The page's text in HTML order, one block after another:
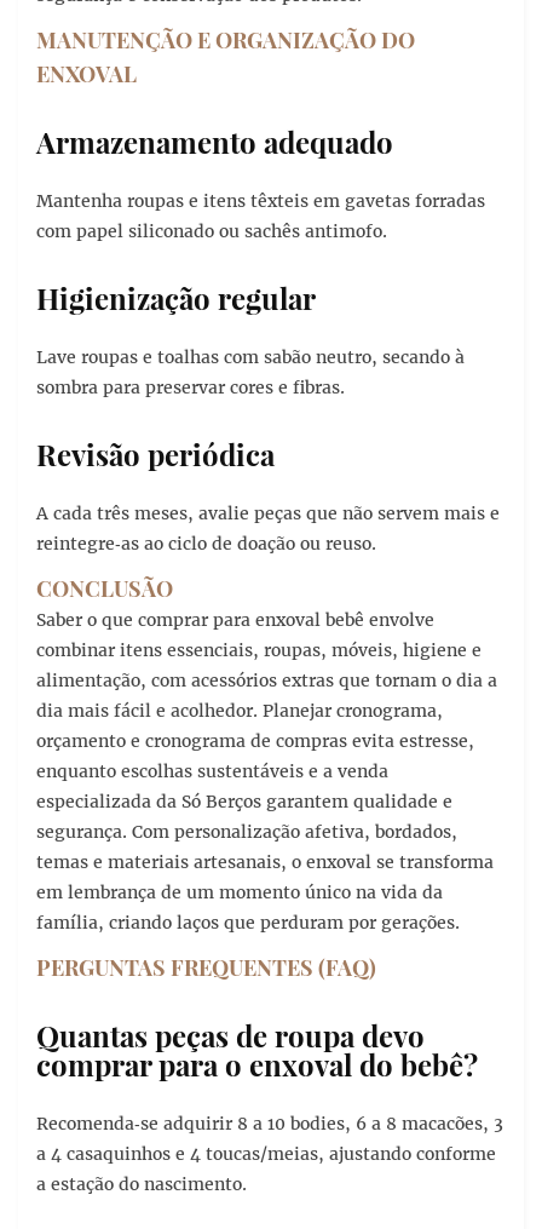
MANUTENÇÃO E ORGANIZAÇÃO DO
ENXOVAL
Armazenamento adequado
Mantenha roupas e itens têxteis em gavetas forradas
com papel siliconado ou sachês antimofo.
Higienização regular
Lave roupas e toalhas com sabão neutro, secando à
sombra para preservar cores e fibras.
Revisão periódica
A cada três meses, avalie peças que não servem mais e
reintegre‑as ao ciclo de doação ou reuso.
CONCLUSÃO
Saber o que comprar para enxoval bebê envolve
combinar itens essenciais, roupas, móveis, higiene e
alimentação, com acessórios extras que tornam o dia a
dia mais fácil e acolhedor. Planejar cronograma,
orçamento e cronograma de compras evita estresse,
enquanto escolhas sustentáveis e a venda
especializada da Só Berços garantem qualidade e
segurança. Com personalização afetiva, bordados,
temas e materiais artesanais, o enxoval se transforma
em lembrança de um momento único na vida da
família, criando laços que perduram por gerações.
PERGUNTAS FREQUENTES (FAQ)
Quantas peças de roupa devo
comprar para o enxoval do bebê?
Recomenda‑se adquirir 8 a 10 bodies, 6 a 8 macacões, 3
a 4 casaquinhos e 4 toucas/meias, ajustando conforme
a estação do nascimento.